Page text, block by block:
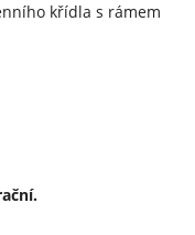
křídla s rámem